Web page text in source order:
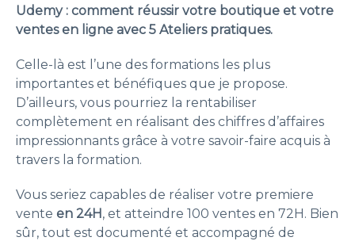
Udemy : comment réussir votre boutique et votre
ventes en ligne avec 5 Ateliers pratiques.
Celle-là est l’une des formations les plus
importantes et bénéfiques que je propose.
D’ailleurs, vous pourriez la rentabiliser
complètement en réalisant des chiffres d’affaires
impressionnants grâce à votre savoir-faire acquis à
travers la formation.
Vous seriez capables de réaliser votre premiere
vente en 24H, et atteindre 100 ventes en 72H. Bien
sûr, tout est documenté et accompagné de